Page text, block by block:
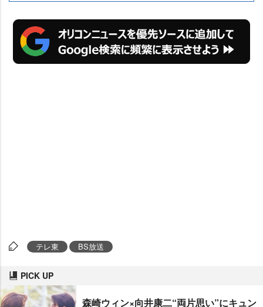
テレ東 BS放送
PICK UP
森崎ウィン×向井康二“両片思い”にキュン